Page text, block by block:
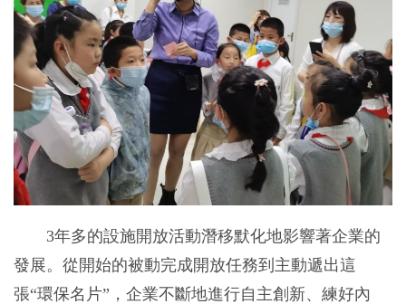
3年多的設施開放活動潛移默化地影響著企業的
發展。從開始的被動完成開放任務到主動遞出這
張“環保名片”，企業不斷地進行自主創新、練好內